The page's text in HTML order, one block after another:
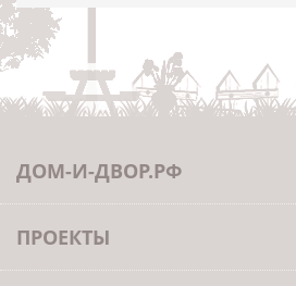
ДОМ-И-ДВОР.РФ
ПРОЕКТЫ